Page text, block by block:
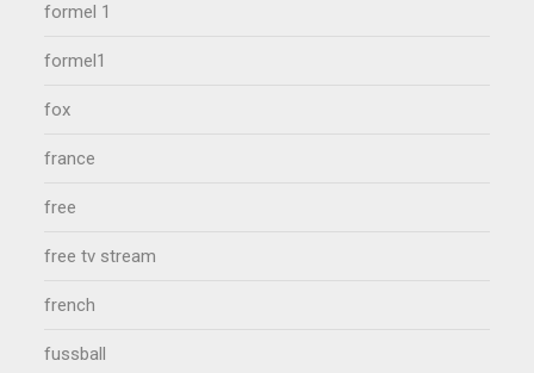
formel 1
formel1
fox
france
free
free tv stream
french
fussball